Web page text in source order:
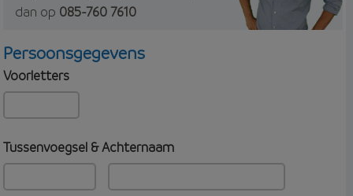
dan op 085-760 7610
Persoonsgegevens
Voorletters
Tussenvoegsel & Achternaam